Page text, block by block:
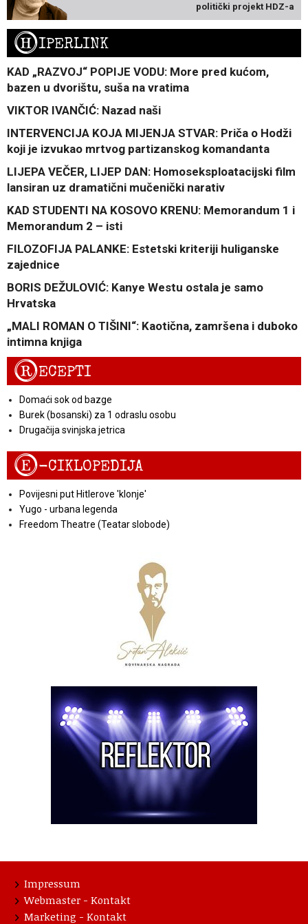
politički projekt HDZ-a
HIPERLINK
KAD „RAZVOJ“ POPIJE VODU: More pred kućom,
bazen u dvorištu, suša na vratima
VIKTOR IVANČIĆ: Nazad naši
INTERVENCIJA KOJA MIJENJA STVAR: Priča o Hodži
koji je izvukao mrtvog partizanskog komandanta
LIJEPA VEČER, LIJEP DAN: Homoseksploatacijski film
lansiran uz dramatični mučenički narativ
KAD STUDENTI NA KOSOVO KRENU: Memorandum 1 i
Memorandum 2 – isti
FILOZOFIJA PALANKE: Estetski kriteriji huliganske
zajednice
BORIS DEŽULOVIĆ: Kanye Westu ostala je samo
Hrvatska
„MALI ROMAN O TIŠINI“: Kaotična, zamršena i duboko
intimna knjiga
RECEPTI
Domaći sok od bazge
Burek (bosanski) za 1 odraslu osobu
Drugačija svinjska jetrica
E-CIKLOPEDIJA
Povijesni put Hitlerove 'klonje'
Yugo - urbana legenda
Freedom Theatre (Teatar slobode)
Impressum
Webmaster - Kontakt
Marketing - Kontakt